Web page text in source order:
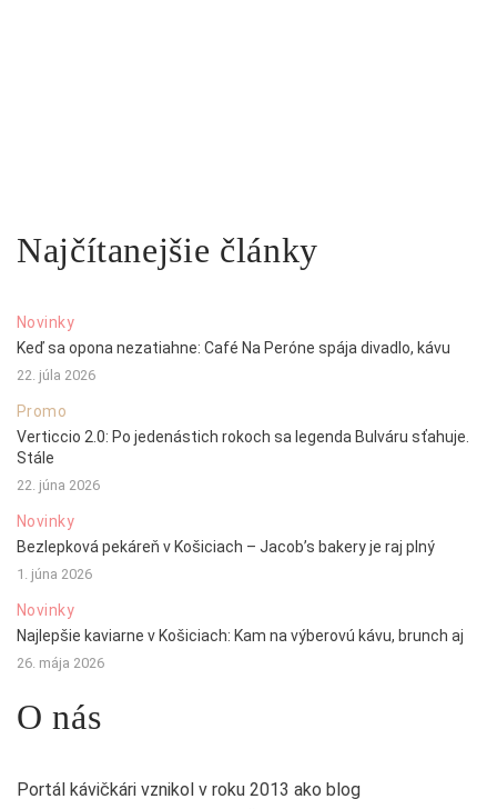
Najčítanejšie články
Novinky
Keď sa opona nezatiahne: Café Na Peróne spája divadlo, kávu
22. júla 2026
Promo
Verticcio 2.0: Po jedenástich rokoch sa legenda Bulváru sťahuje.
Stále
22. júna 2026
Novinky
Bezlepková pekáreň v Košiciach – Jacob’s bakery je raj plný
1. júna 2026
Novinky
Najlepšie kaviarne v Košiciach: Kam na výberovú kávu, brunch aj
26. mája 2026
O nás
Portál kávičkári vznikol v roku 2013 ako blog